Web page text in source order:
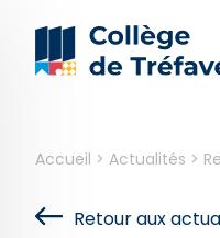
Accueil > Actualités >
Retour aux